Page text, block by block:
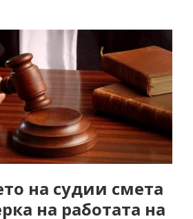
на судии смета
на работата на